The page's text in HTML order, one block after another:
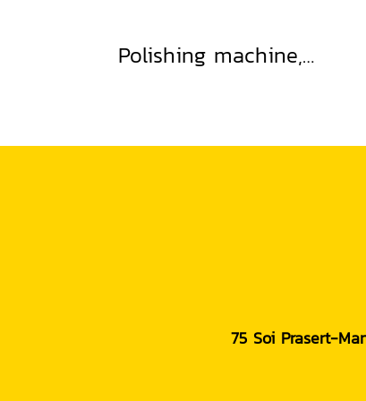
Polishing machine, width 90 cm.
75 Soi Prasert-